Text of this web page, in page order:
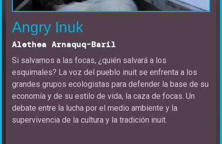
Angry Inuk
Alethea Arnaquq-Baril
Si salvamos a las focas, ¿quién salvará a los
esquimales? La voz del pueblo inuit se enfrenta a los
grandes grupos ecologistas para defender la base de su
economía y de su estilo de vida, la caza de focas. Un
debate entre la lucha por el medio ambiente y la
supervivencia de la cultura y la tradición inuit.